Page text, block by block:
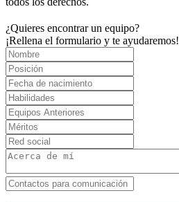
¿Quieres encontrar un equipo?
¡Rellena el formulario y te ayudaremos!